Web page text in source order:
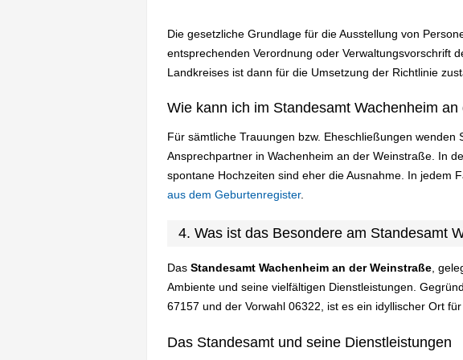
Die gesetzliche Grundlage für die Ausstellung von
entsprechenden Verordnung oder Verwaltungsvorschrift
Landkreises ist dann für die Umsetzung der Richtlinie
Wie kann ich im Standesamt Wachenheim
Für sämtliche Trauungen bzw. Eheschließungen
Ansprechpartner in Wachenheim an der Weinstraße. In
spontane Hochzeiten sind eher die Ausnahme. In jedem
aus dem Geburtenregister.
4. Was ist das Besondere am Standesamt
Das Standesamt Wachenheim an der Weinstraße,
Ambiente und seine vielfältigen Dienstleistungen.
67157 und der Vorwahl 06322, ist es ein idyllischer Ort
Das Standesamt und seine Dienstleistungen